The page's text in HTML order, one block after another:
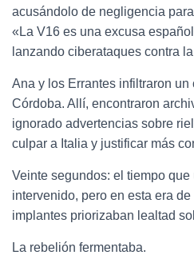
acusándolo de negligencia
«La V16 es una excusa
lanzando ciberataques contra
Ana y los Errantes infiltraron un
Córdoba. Allí, encontraron
ignorado advertencias sobre
culpar a Italia y justificar más
Veinte segundos: el tiempo
intervenido, pero en esta era
implantes priorizaban lealtad
La rebelión fermentaba.